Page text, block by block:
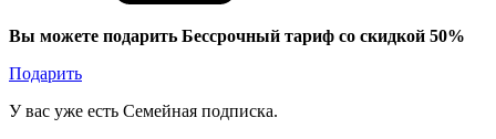
Вы можете подарить Бессрочный тариф со скидкой 50%
Подарить
У вас уже есть Семейная подписка.